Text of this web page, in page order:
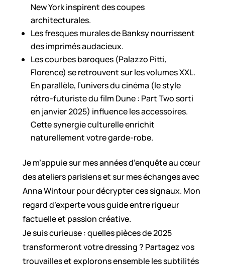
New York inspirent des coupes
architecturales.
Les fresques murales de Banksy nourrissent
des imprimés audacieux.
Les courbes baroques (Palazzo Pitti,
Florence) se retrouvent sur les volumes XXL.
En parallèle, l’univers du cinéma (le style
rétro-futuriste du film Dune : Part Two sorti
en janvier 2025) influence les accessoires.
Cette synergie culturelle enrichit
naturellement votre garde-robe.
Je m’appuie sur mes années d’enquête au cœur
des ateliers parisiens et sur mes échanges avec
Anna Wintour pour décrypter ces signaux. Mon
regard d’experte vous guide entre rigueur
factuelle et passion créative.
Je suis curieuse : quelles pièces de 2025
transformeront votre dressing ? Partagez vos
trouvailles et explorons ensemble les subtilités